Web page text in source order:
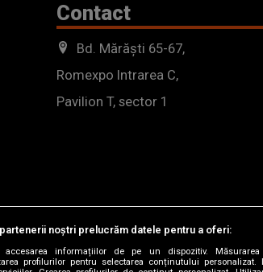
Contact
Bd. Mărăști 65-67,
Romexpo Intrarea C,
Pavilion T, sector 1
noștri prelucrăm datele pentru a oferi:
accesarea informațiilor de pe un dispozitiv. Măsurarea
profilurilor pentru selectarea conținutului personalizat.